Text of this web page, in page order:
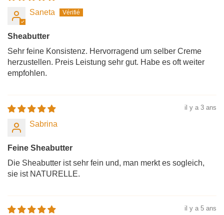
Saneta
Sheabutter
Sehr feine Konsistenz. Hervorragend um selber Creme
herzustellen. Preis Leistung sehr gut. Habe es oft weiter
empfohlen.
il y a 3 ans
Sabrina
Feine Sheabutter
Die Sheabutter ist sehr fein und, man merkt es sogleich,
sie ist NATURELLE.
il y a 5 ans